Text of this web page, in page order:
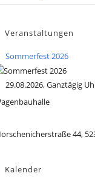
Veranstaltungen
Sommerfest 2026
29.08.2026, Ganztägig
44,
Kalender